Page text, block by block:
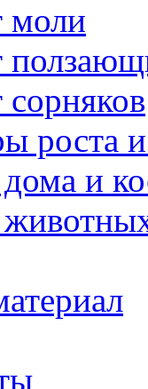
моли
сорняков
роста и
и